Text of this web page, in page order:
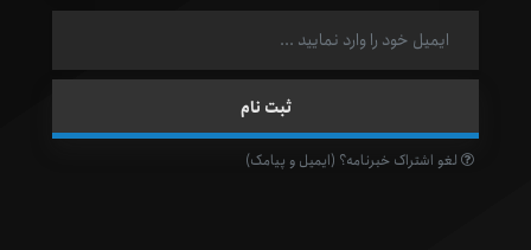
لغو اشتراک خبرنامه؟ (ایمیل و پیامک)